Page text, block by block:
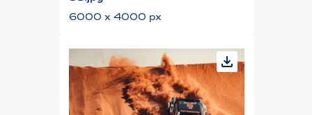
6000 x 4000 px